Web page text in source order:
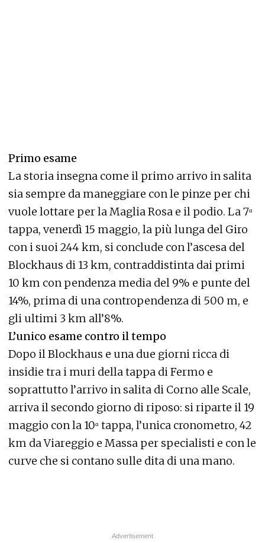
Primo esame
La storia insegna come il primo arrivo in salita
sia sempre da maneggiare con le pinze per chi
vuole lottare per la Maglia Rosa e il podio. La 7ᵅ
tappa, venerdì 15 maggio, la più lunga del Giro
con i suoi 244 km, si conclude con l’ascesa del
Blockhaus di 13 km, contraddistinta dai primi
10 km con pendenza media del 9% e punte del
14%, prima di una contropendenza di 500 m, e
gli ultimi 3 km all’8%.
L’unico esame contro il tempo
Dopo il Blockhaus e una due giorni ricca di
insidie tra i muri della tappa di Fermo e
soprattutto l’arrivo in salita di Corno alle Scale,
arriva il secondo giorno di riposo: si riparte il 19
maggio con la 10ᵅ tappa, l’unica cronometro, 42
km da Viareggio e Massa per specialisti e con le
curve che si contano sulle dita di una mano.